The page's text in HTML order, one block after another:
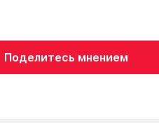
Поделитесь мнением